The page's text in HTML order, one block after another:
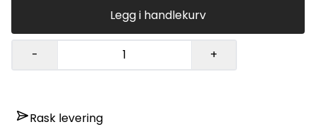
Legg i handlekurv
- +
Rask levering